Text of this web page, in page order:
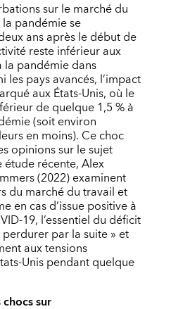
sur le marché du
pandémie se
ans après le début de
reste inférieur aux
la pandémie dans
les pays avancés, l’impact
aux États-Unis, où le
de quelque 1,5 % à
(soit environ
en moins). Ce choc
opinions sur le sujet
récente, Alex
(2022) examinent
du marché du travail et
en cas d’issue positive à
19, l’essentiel du déficit
par la suite » et
aux tensions
Unis pendant quelque
sur